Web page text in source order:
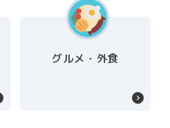
グルメ・外食